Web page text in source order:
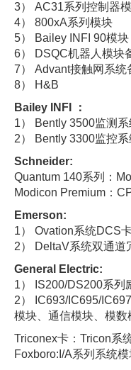
3） AC31系列控制器
4） 800xA系列模块
5） Bailey INFI 90模块
6） DSQC机器人模块
7） Advant接触网系统
8） H&B
Bailey INFI ：
1） Bently 3500监测系
2） Bently 3300监控系
Schneider:
Quantum 140系列：
Modicon Premium：
Emerson:
1） Ovation系统DCS
2） DeltaV系统双通道
General Electric:
1） IS200/DS200系列
2） IC693/IC695/
模块、通信模块、模数
Triconex卡：Tricon系
Foxboro:I/A系列系统